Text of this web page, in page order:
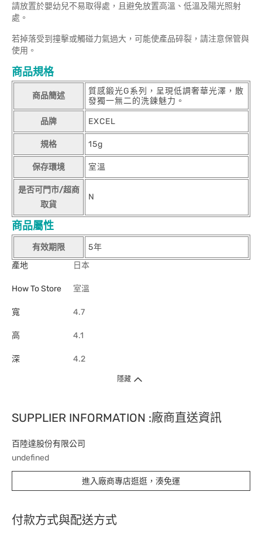
請放置於嬰幼兒不易取得處，且避免放置高溫、低溫及陽光照射
處。
若掉落受到撞擊或觸碰力氣過大，可能使產品碎裂，請注意保管與
使用。
商品規格
商品簡述
質感鍛光G系列，呈現低調奢華光澤，散
發獨一無二的洗鍊魅力。
品牌 EXCEL
規格 15g
保存環境 室溫
是否可門市/超商
取貨
N
商品屬性
有效期限
5年
產地
日本
How To Store 室溫
寬 4.7
高 4.1
深 4.2
隱藏
SUPPLIER INFORMATION :廠商直送資訊
百陸達股份有限公司
undefined
進入廠商專店逛逛，湊免運
付款方式與配送方式